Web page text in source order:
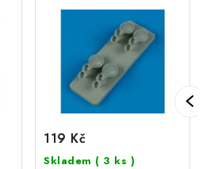
119 Kč
Skladem ( 3 ks )